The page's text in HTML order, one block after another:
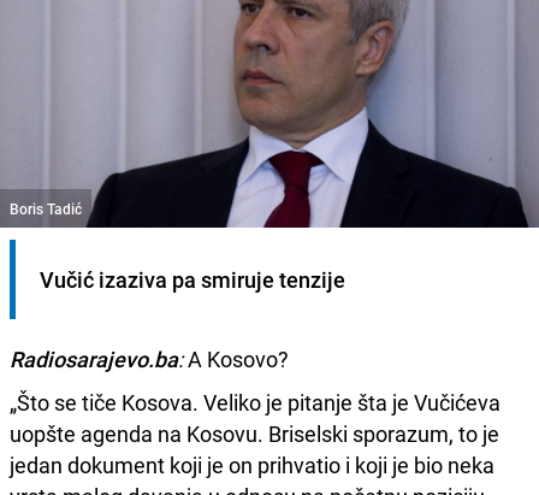
Boris Tadić
Vučić izaziva pa smiruje tenzije
Radiosarajevo.ba:A Kosovo?
„Što se tiče Kosova. Veliko je pitanje šta je Vučićeva
uopšte agenda na Kosovu. Briselski sporazum, to je
jedan dokument koji je on prihvatio i koji je bio neka